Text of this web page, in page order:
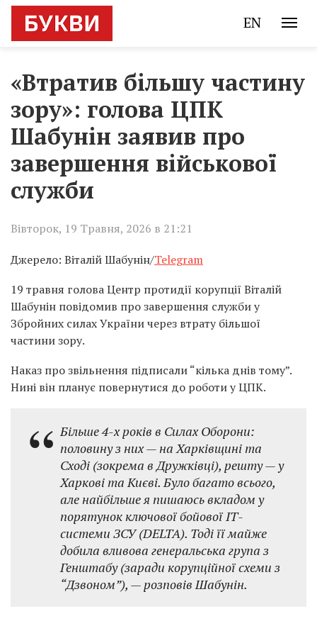
EN
«Втратив більшу частину
зору»: голова ЦПК
Шабунін заявив про
завершення військової
служби
Вівторок, 19 Травня, 2026 в 21:21
Джерело: Віталій Шабунін/Telegram
19 травня головаЦентр протидії корупції Віталій
Шабунін повідомив про завершення служби у
Збройних силах України через втрату більшої
частини зору.
Наказ про звільнення підписали “кілька днів тому”.
Нині він планує повернутися до роботи у ЦПК.
Більше 4-х років в Силах Оборони:
половину з них — на Харківщині та
Сході (зокрема в Дружківці), решту — у
Харкові та Києві. Було багато всього,
але найбільше я пишаюсь вкладом у
порятунок ключової бойової ІТ-
системи ЗСУ (DELTA). Тоді її майже
добила вливова генеральська група з
Генштабу (заради корупційної схеми з
“Дзвоном”), — розповів Шабунін.